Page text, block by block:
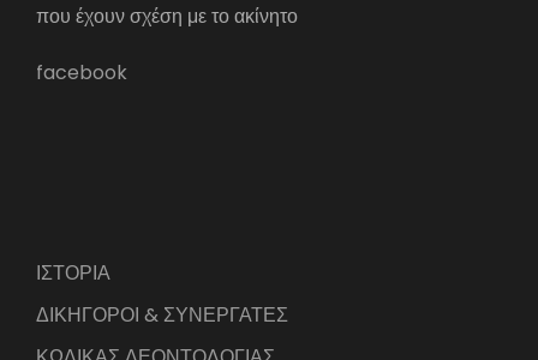
που έχουν σχέση με το ακίνητο
facebook
ΙΣΤΟΡΙΑ
ΔΙΚΗΓΟΡΟΙ & ΣΥΝΕΡΓΑΤΕΣ